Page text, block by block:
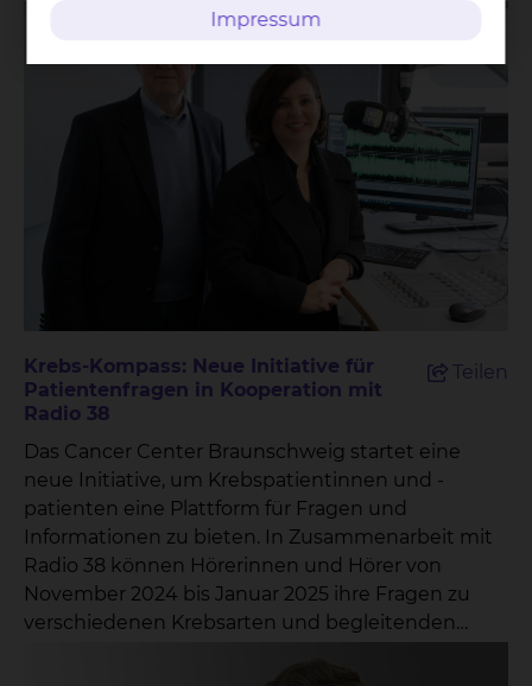
Krebs-Kompass: Neue Initiative für
Patientenfragen in Kooperation mit
Radio 38
Teilen
Das Cancer Center Braunschweig startet eine
neue Initiative, um Krebspatientinnen und -
patienten eine Plattform für Fragen und
Informationen zu bieten. In Zusammenarbeit mit
Radio 38 können Hörerinnen und Hörer von
November 2024 bis Januar 2025 ihre Fragen zu
verschiedenen Krebsarten und begleitenden
Impressum